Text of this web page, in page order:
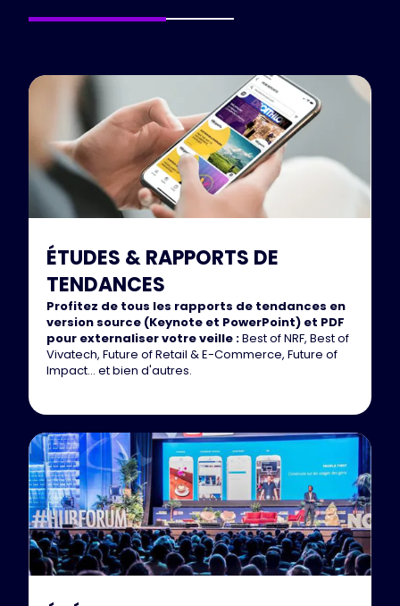
ÉTUDES & RAPPORTS DE
TENDANCES
Profitez de tous les rapports de tendances en
version source (Keynote et PowerPoint) et PDF
pour externaliser votre veille :Best of NRF, Best of
Vivatech, Future of Retail & E-Commerce, Future of
Impact... et bien d'autres.